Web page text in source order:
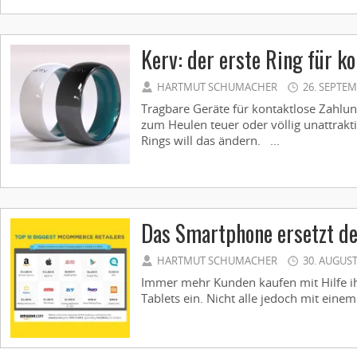
Kerv: der erste Ring für
HARTMUT SCHUMACHER 26.
Tragbare Geräte für kontaktlose
zum Heulen teuer oder völlig
Rings will das ändern. ...
Das Smartphone ersetzt
HARTMUT SCHUMACHER 30.
Immer mehr Kunden kaufen mit Hilfe
Tablets ein. Nicht alle jedoch mit